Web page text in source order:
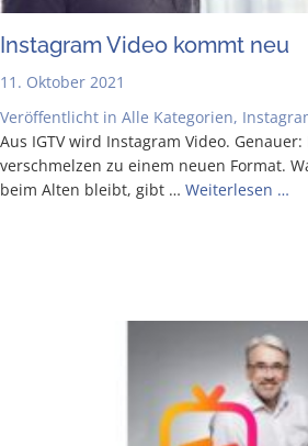
Insta­gram Video kommt neu
11. Oktober 2021
Veröffentlicht in Alle Kategorien,
Aus IGTV wird Insta­gram Video. Genau­er:
ver­schmel­zen zu einem neu­en For­mat.
beim Alten bleibt, gibt … Wei­ter­le­sen …